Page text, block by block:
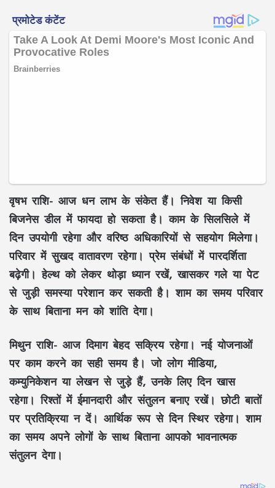
वृषभ राशि- आज धन लाभ के संकेत हैं। निवेश या किसी
बिजनेस डील में फायदा हो सकता है। काम के सिलसिले में
दिन उपयोगी रहेगा और वरिष्ठ अधिकारियों से सहयोग मिलेगा।
परिवार में सुखद वातावरण रहेगा। प्रेम संबंधों में पारदर्शिता
बढ़ेगी। हेल्थ को लेकर थोड़ा ध्यान रखें, खासकर गले या पेट
से जुड़ी समस्या परेशान कर सकती है। शाम का समय परिवार
के साथ बिताना मन को शांति देगा।
मिथुन राशि- आज दिमाग बेहद सक्रिय रहेगा। नई योजनाओं
पर काम करने का सही समय है। जो लोग मीडिया,
कम्युनिकेशन या लेखन से जुड़े हैं, उनके लिए दिन खास
रहेगा। रिश्तों में ईमानदारी और संतुलन बनाए रखें। छोटी बातों
पर प्रतिक्रिया न दें। आर्थिक रूप से दिन स्थिर रहेगा। शाम
का समय अपने लोगों के साथ बिताना आपको भावनात्मक
संतुलन देगा।